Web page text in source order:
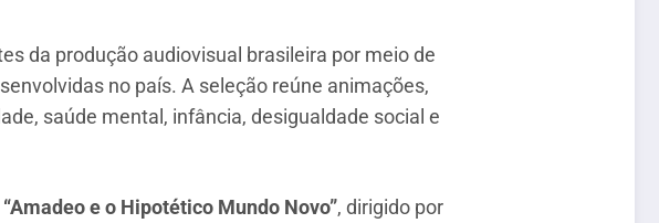
da produção audiovisual brasileira por meio de
no país. A seleção reúne animações,
saúde mental, infância, desigualdade social e
“Amadeo e o Hipotético Mundo Novo”, dirigido por